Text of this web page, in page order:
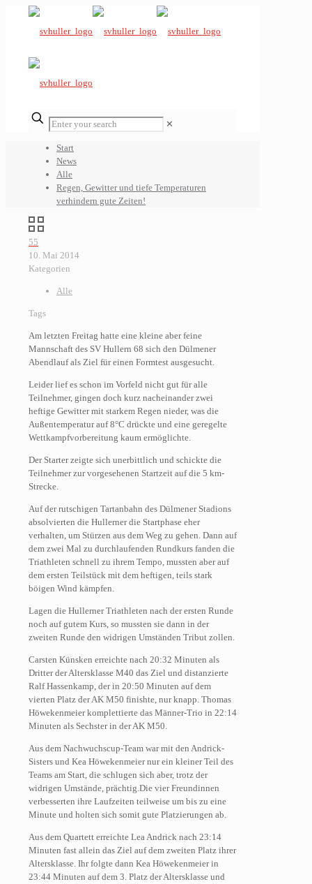
✕
Start
News
Alle
Regen, Gewitter und tiefe Temperaturen
verhindern gute Zeiten!
55
10. Mai 2014
Kategorien
Alle
Tags
Am letzten Freitag hatte eine kleine aber feine
Mannschaft des SV Hullern 68 sich den Dülmener
Abendlauf als Ziel für einen Formtest ausgesucht.
Leider lief es schon im Vorfeld nicht gut für alle
Teilnehmer, gingen doch kurz nacheinander zwei
heftige Gewitter mit starkem Regen nieder, was die
Außentemperatur auf 8°C drückte und eine geregelte
Wettkampfvorbereitung kaum ermöglichte.
Der Starter zeigte sich unerbittlich und schickte die
Teilnehmer zur vorgesehenen Startzeit auf die 5 km-
Strecke.
Auf der rutschigen Tartanbahn des Dülmener Stadions
absolvierten die Hullerner die Startphase eher
verhalten, um Stürzen aus dem Weg zu gehen. Dann auf
dem zwei Mal zu durchlaufenden Rundkurs fanden die
Triathleten schnell zu ihrem Tempo, mussten aber auf
dem ersten Teilstück mit dem heftigen, teils stark
böigen Wind kämpfen.
Lagen die Hullerner Triathleten nach der ersten Runde
noch auf gutem Kurs, so mussten sie dann in der
zweiten Runde den widrigen Umständen Tribut zollen.
Carsten Künsken erreichte nach 20:32 Minuten als
Dritter der Altersklasse M40 das Ziel und distanzierte
Ralf Hassenkamp, der in 20:50 Minuten auf dem
vierten Platz der AK M50 finishte, nur knapp. Thomas
Höwekenmeier komplettierte das Männer-Trio in 22:14
Minuten als Sechster in der AK M50.
Aus dem Nachwuchscup-Team war mit den Andrick-
Sisters und Kea Höwekenmeier nur ein kleiner Teil des
Teams am Start, die schlugen sich aber, trotz der
widrigen Umstände, prächtig.Die vier Freundinnen
verbesserten ihre Laufzeiten teilweise um bis zu eine
Minute und holten sich somit gute Platzierungen ab.
Aus dem Quartett erreichte Lea Andrick nach 23:14
Minuten fast allein das Ziel auf dem zweiten Platz ihrer
Altersklasse. Ihr folgte dann Kea Höwekenmeier in
23:44 Minuten auf dem 3. Platz der Altersklasse und